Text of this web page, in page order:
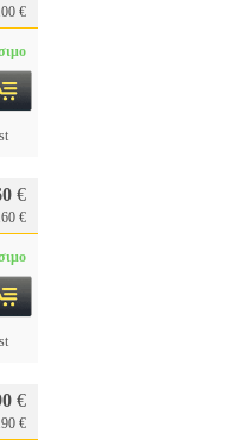
€
€
€
€
€